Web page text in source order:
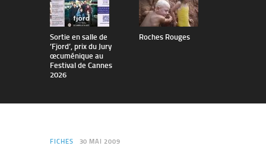
Sortie en salle de
’Fjord’, prix du Jury
œcuménique au
Festival de Cannes
2026
Roches Rouges
FICHES 30 MAI 2009